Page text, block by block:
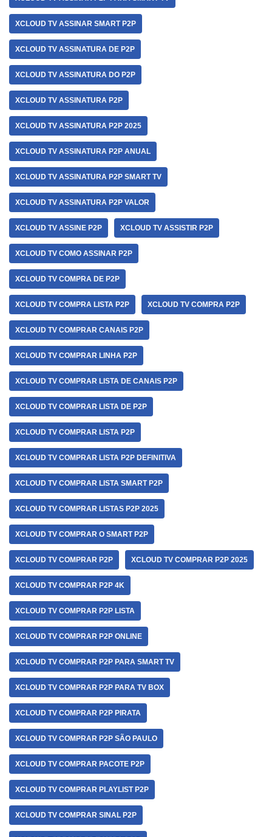
XCLOUD TV ASSINAR SMART P2P
XCLOUD TV ASSINATURA DE P2P
XCLOUD TV ASSINATURA DO P2P
XCLOUD TV ASSINATURA P2P
XCLOUD TV ASSINATURA P2P 2025
XCLOUD TV ASSINATURA P2P ANUAL
XCLOUD TV ASSINATURA P2P SMART TV
XCLOUD TV ASSINATURA P2P VALOR
XCLOUD TV ASSINE P2P XCLOUD TV ASSISTIR P2P
XCLOUD TV COMO ASSINAR P2P
XCLOUD TV COMPRA DE P2P
XCLOUD TV COMPRA LISTA P2P XCLOUD TV COMPRA P2P
XCLOUD TV COMPRAR CANAIS P2P
XCLOUD TV COMPRAR LINHA P2P
XCLOUD TV COMPRAR LISTA DE CANAIS P2P
XCLOUD TV COMPRAR LISTA DE P2P
XCLOUD TV COMPRAR LISTA P2P
XCLOUD TV COMPRAR LISTA P2P DEFINITIVA
XCLOUD TV COMPRAR LISTA SMART P2P
XCLOUD TV COMPRAR LISTAS P2P 2025
XCLOUD TV COMPRAR O SMART P2P
XCLOUD TV COMPRAR P2P XCLOUD TV COMPRAR P2P 2025
XCLOUD TV COMPRAR P2P 4K
XCLOUD TV COMPRAR P2P LISTA
XCLOUD TV COMPRAR P2P ONLINE
XCLOUD TV COMPRAR P2P PARA SMART TV
XCLOUD TV COMPRAR P2P PARA TV BOX
XCLOUD TV COMPRAR P2P PIRATA
XCLOUD TV COMPRAR P2P SÃO PAULO
XCLOUD TV COMPRAR PACOTE P2P
XCLOUD TV COMPRAR PLAYLIST P2P
XCLOUD TV COMPRAR SINAL P2P